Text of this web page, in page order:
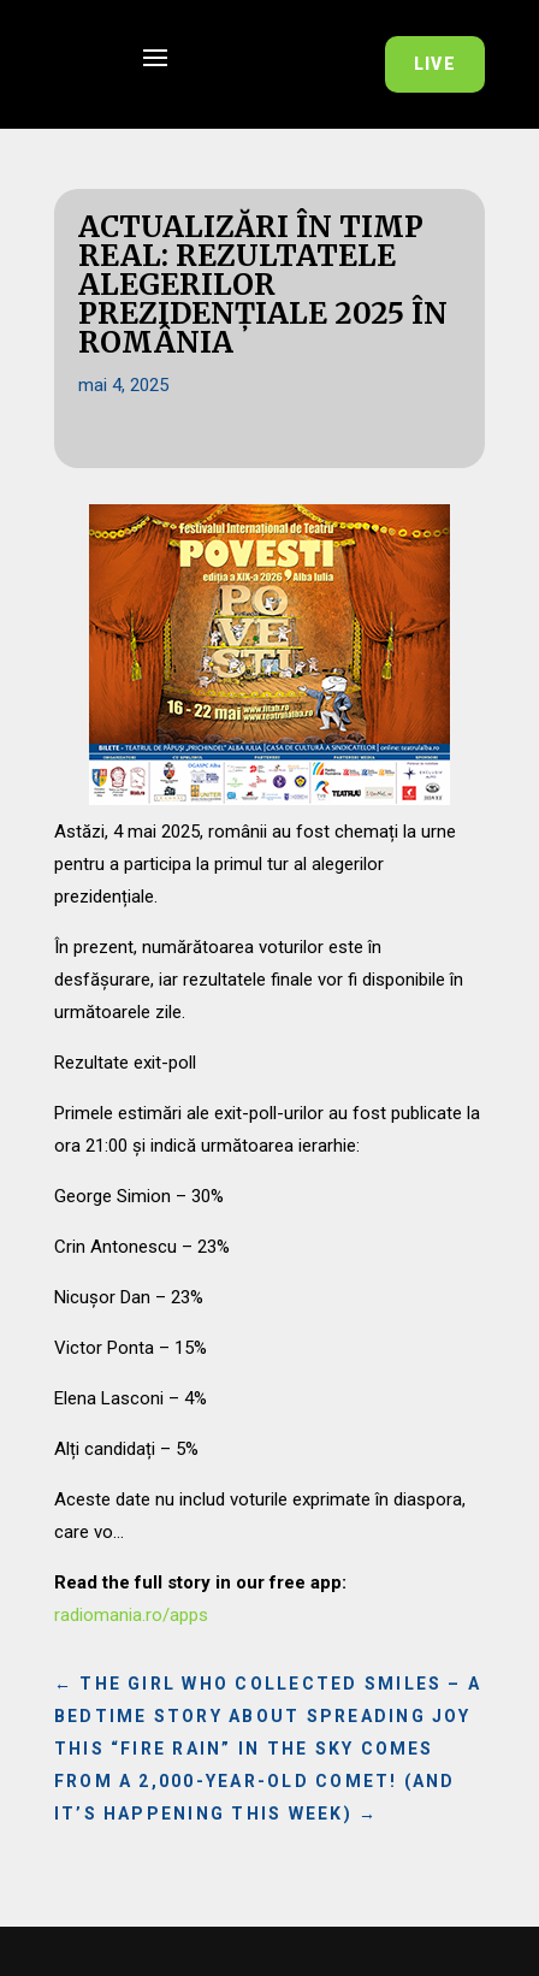
LIVE
ACTUALIZĂRI ÎN TIMP
REAL: REZULTATELE
ALEGERILOR
PREZIDENȚIALE 2025 ÎN
ROMÂNIA
mai 4, 2025
Astăzi, 4 mai 2025, românii au fost chemați la urne
pentru a participa la primul tur al alegerilor
prezidențiale.
În prezent, numărătoarea voturilor este în
desfășurare, iar rezultatele finale vor fi disponibile în
următoarele zile.
Rezultate exit-poll
Primele estimări ale exit-poll-urilor au fost publicate la
ora 21:00 și indică următoarea ierarhie:
George Simion – 30%
Crin Antonescu – 23%
Nicușor Dan – 23%
Victor Ponta – 15%
Elena Lasconi – 4%
Alți candidați – 5%
Aceste date nu includ voturile exprimate în diaspora,
care vo…
Read the full story in our free app:
radiomania.ro/apps
← THE GIRL WHO COLLECTED SMILES – A
BEDTIME STORY ABOUT SPREADING JOY
THIS “FIRE RAIN” IN THE SKY COMES
FROM A 2,000-YEAR-OLD COMET! (AND
IT’S HAPPENING THIS WEEK)
→